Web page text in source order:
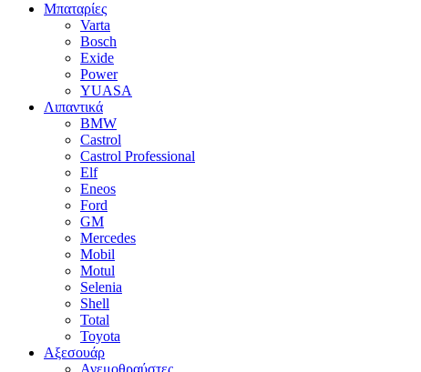
Μπαταρίες
Varta
Bosch
Exide
Power
YUASA
Λιπαντικά
BMW
Castrol
Castrol Professional
Elf
Eneos
Ford
GM
Mercedes
Mobil
Motul
Selenia
Shell
Total
Toyota
Αξεσουάρ